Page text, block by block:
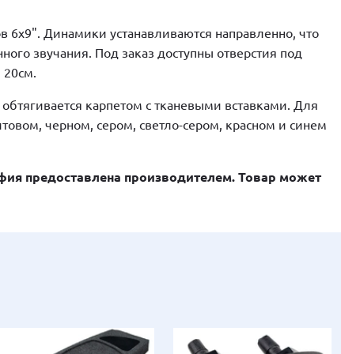
6х9". Динамики устанавливаются направленно, что
звучания. Под заказ доступны отверстия под
карпетом с тканевыми вставками. Для
черном, сером, светло-сером, красном и синем
предоставлена производителем. Товар может